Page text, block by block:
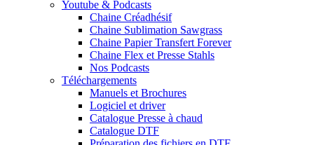
Youtube & Podcasts
Chaine Créadhésif
Chaine Sublimation Sawgrass
Chaine Papier Transfert Forever
Chaine Flex et Presse Stahls
Nos Podcasts
Téléchargements
Manuels et Brochures
Logiciel et driver
Catalogue Presse à chaud
Catalogue DTF